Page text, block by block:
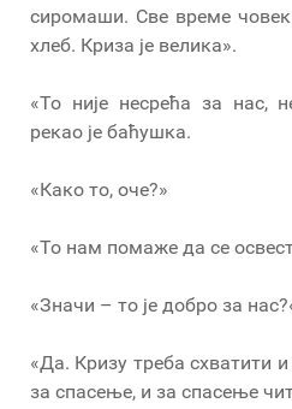
сиромаши. Све време
хлеб. Криза је велика».
«То није несрећа за нас,
рекао је баћушка.
«Како то, оче?»
«То нам помаже да се
«Значи – то је добро за
«Да. Кризу треба схватити
за спасење, и за спасење